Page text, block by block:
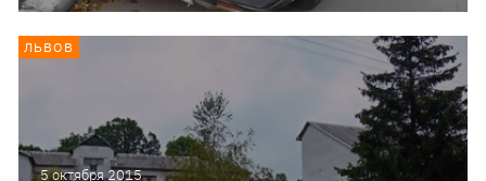
5 октября 2015
ЛЬВОВ